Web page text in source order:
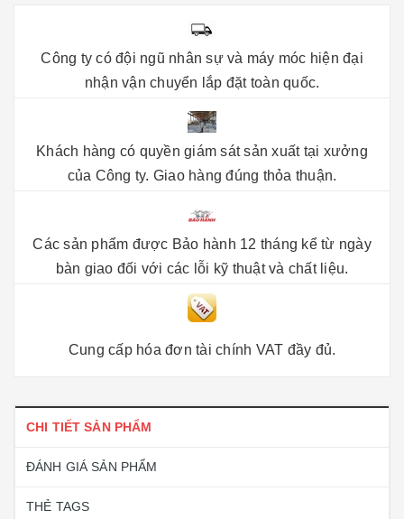
Công ty có đội ngũ nhân sự và máy móc hiện đại
nhận vận chuyển lắp đặt toàn quốc.
Khách hàng có quyền giám sát sản xuất tại xưởng
của Công ty. Giao hàng đúng thỏa thuận.
Các sản phẩm được Bảo hành 12 tháng kể từ ngày
bàn giao đối với các lỗi kỹ thuật và chất liệu.
Cung cấp hóa đơn tài chính VAT đầy đủ.
CHI TIẾT SẢN PHẨM
ĐÁNH GIÁ SẢN PHẨM
THẺ TAGS